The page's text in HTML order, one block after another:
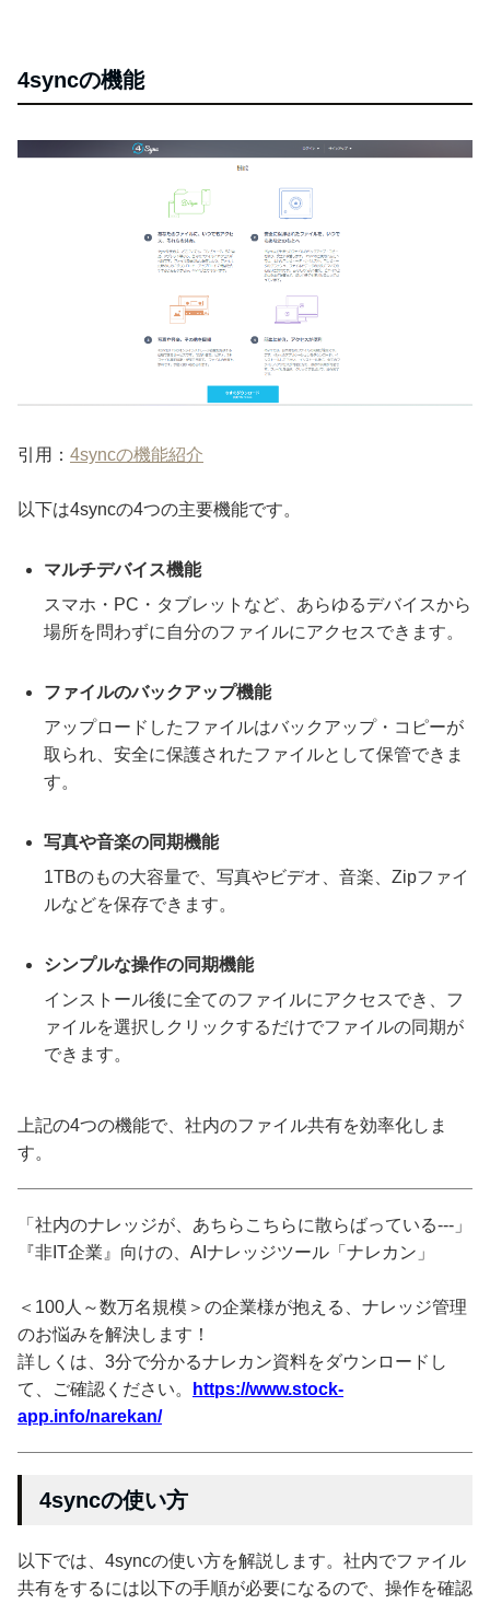
4syncの機能
引用： 4syncの機能紹介
以下は4syncの4つの主要機能です。
マルチデバイス機能
スマホ・PC・タブレットなど、あらゆるデバイスから
場所を問わずに自分のファイルにアクセスできます。
ファイルのバックアップ機能
アップロードしたファイルはバックアップ・コピーが
取られ、安全に保護されたファイルとして保管できま
す。
写真や音楽の同期機能
1TBのもの大容量で、写真やビデオ、音楽、Zipファイ
ルなどを保存できます。
シンプルな操作の同期機能
インストール後に全てのファイルにアクセスでき、フ
ァイルを選択しクリックするだけでファイルの同期が
できます。
上記の4つの機能で、社内のファイル共有を効率化しま
す。
「社内のナレッジが、あちらこちらに散らばっている---」
『非IT企業』向けの、AIナレッジツール「ナレカン」
＜100人～数万名規模＞の企業様が抱える、ナレッジ管理
のお悩みを解決します！
詳しくは、3分で分かるナレカン資料をダウンロードし
て、ご確認ください。
https://www.stock-
app.info/narekan/
4syncの使い方
以下では、4syncの使い方を解説します。社内でファイル
共有をするには以下の手順が必要になるので、操作を確認